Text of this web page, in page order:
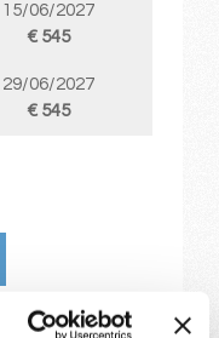
15/06/2027
€ 545
29/06/2027
€ 545